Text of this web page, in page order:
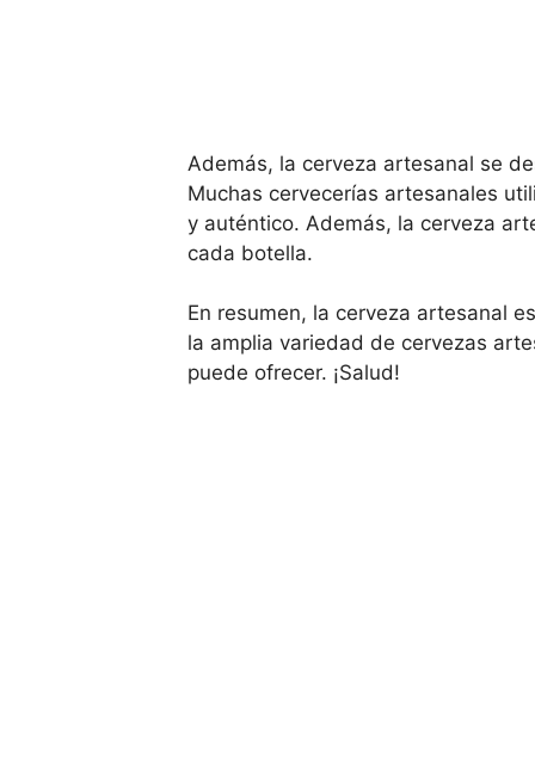
Además, la cerveza artesanal se
Muchas cervecerías artesanales
y auténtico. Además, la cerveza
cada botella.
En resumen, la cerveza artesanal
la amplia variedad de cervezas
puede ofrecer. ¡Salud!